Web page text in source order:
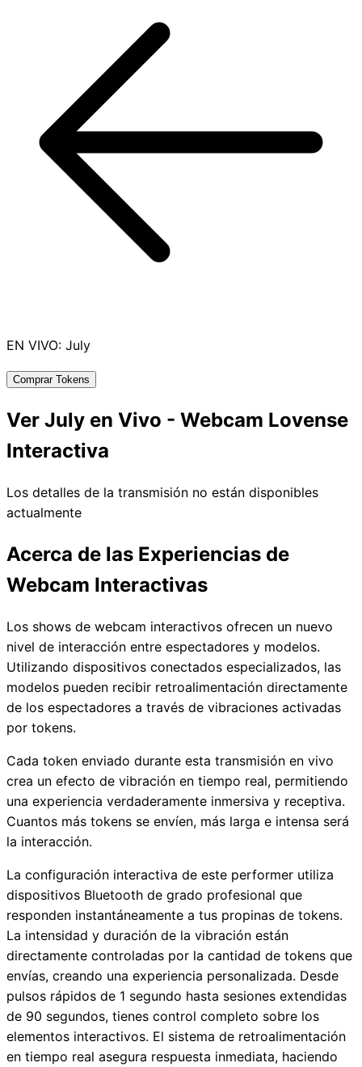
EN VIVO: July
Comprar Tokens
Ver July en Vivo - Webcam Lovense
Interactiva
Los detalles de la transmisión no están disponibles
actualmente
Acerca de las Experiencias de
Webcam Interactivas
Los shows de webcam interactivos ofrecen un nuevo
nivel de interacción entre espectadores y modelos.
Utilizando dispositivos conectados especializados, las
modelos pueden recibir retroalimentación directamente
de los espectadores a través de vibraciones activadas
por tokens.
Cada token enviado durante esta transmisión en vivo
crea un efecto de vibración en tiempo real, permitiendo
una experiencia verdaderamente inmersiva y receptiva.
Cuantos más tokens se envíen, más larga e intensa será
la interacción.
La configuración interactiva de este performer utiliza
dispositivos Bluetooth de grado profesional que
responden instantáneamente a tus propinas de tokens.
La intensidad y duración de la vibración están
directamente controladas por la cantidad de tokens que
envías, creando una experiencia personalizada. Desde
pulsos rápidos de 1 segundo hasta sesiones extendidas
de 90 segundos, tienes control completo sobre los
elementos interactivos. El sistema de retroalimentación
en tiempo real asegura respuesta inmediata, haciendo